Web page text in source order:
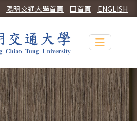
ENGLISH
回首頁
陽明交通大學首頁
Toggle